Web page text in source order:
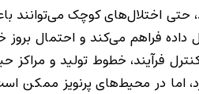
داده فراهم می‌کند و احتمال